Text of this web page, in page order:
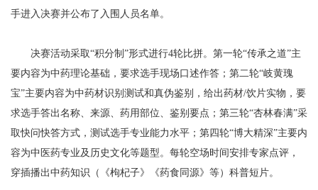
手进入决赛并公布了入围人员名单。
决赛活动采取“积分制”形式进行4轮比拼。第一轮“传承之道”主
要内容为中药理论基础，要求选手现场口述作答；第二轮“岐黄瑰
宝”主要内容为中药材识别测试和真伪鉴别，给出药材/饮片实物，要
求选手答出名称、来源、药用部位、鉴别要点；第三轮“杏林春满”采
取快问快答方式，测试选手专业能力水平；第四轮“博大精深”主要内
容为中医药专业及历史文化等题型。每轮空场时间安排专家点评，
穿插播出中药知识（《枸杞子》《药食同源》等）科普短片。